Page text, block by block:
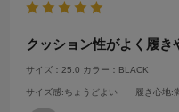
クッション性がよく履き
サイズ：25.0 カラー：BLACK
サイズ感:ちょうどよい 履き心地: